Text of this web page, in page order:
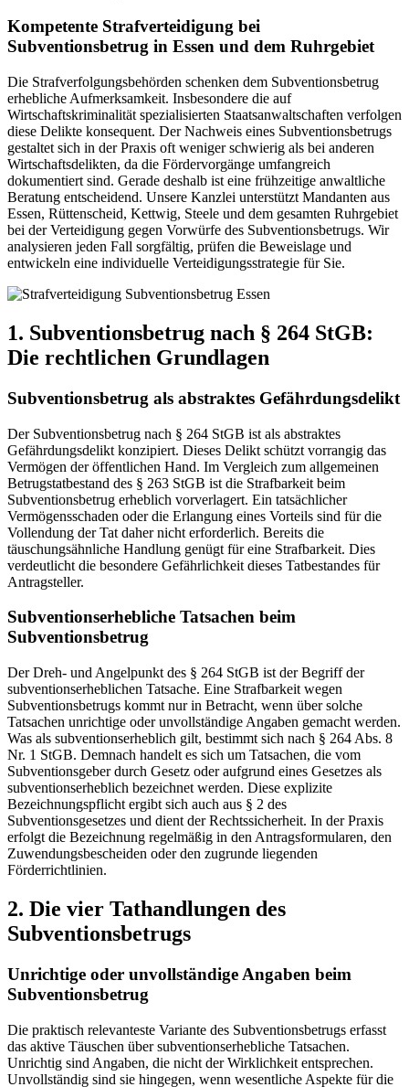
Kompetente Strafverteidigung bei
Subventionsbetrug in Essen und dem Ruhrgebiet
Die Strafverfolgungsbehörden schenken dem Subventionsbetrug
erhebliche Aufmerksamkeit. Insbesondere die auf
Wirtschaftskriminalität spezialisierten Staatsanwaltschaften verfolgen
diese Delikte konsequent. Der Nachweis eines Subventionsbetrugs
gestaltet sich in der Praxis oft weniger schwierig als bei anderen
Wirtschaftsdelikten, da die Fördervorgänge umfangreich
dokumentiert sind. Gerade deshalb ist eine frühzeitige anwaltliche
Beratung entscheidend. Unsere Kanzlei unterstützt Mandanten aus
Essen, Rüttenscheid, Kettwig, Steele und dem gesamten Ruhrgebiet
bei der Verteidigung gegen Vorwürfe des Subventionsbetrugs. Wir
analysieren jeden Fall sorgfältig, prüfen die Beweislage und
entwickeln eine individuelle Verteidigungsstrategie für Sie.
1. Subventionsbetrug nach § 264 StGB:
Die rechtlichen Grundlagen
Subventionsbetrug als abstraktes Gefährdungsdelikt
Der Subventionsbetrug nach § 264 StGB ist als abstraktes
Gefährdungsdelikt konzipiert. Dieses Delikt schützt vorrangig das
Vermögen der öffentlichen Hand. Im Vergleich zum allgemeinen
Betrugstatbestand des § 263 StGB ist die Strafbarkeit beim
Subventionsbetrug erheblich vorverlagert. Ein tatsächlicher
Vermögensschaden oder die Erlangung eines Vorteils sind für die
Vollendung der Tat daher nicht erforderlich. Bereits die
täuschungsähnliche Handlung genügt für eine Strafbarkeit. Dies
verdeutlicht die besondere Gefährlichkeit dieses Tatbestandes für
Antragsteller.
Subventionserhebliche Tatsachen beim
Subventionsbetrug
Der Dreh- und Angelpunkt des § 264 StGB ist der Begriff der
subventionserheblichen Tatsache. Eine Strafbarkeit wegen
Subventionsbetrugs kommt nur in Betracht, wenn über solche
Tatsachen unrichtige oder unvollständige Angaben gemacht werden.
Was als subventionserheblich gilt, bestimmt sich nach § 264 Abs. 8
Nr. 1 StGB. Demnach handelt es sich um Tatsachen, die vom
Subventionsgeber durch Gesetz oder aufgrund eines Gesetzes als
subventionserheblich bezeichnet werden. Diese explizite
Bezeichnungspflicht ergibt sich auch aus § 2 des
Subventionsgesetzes und dient der Rechtssicherheit. In der Praxis
erfolgt die Bezeichnung regelmäßig in den Antragsformularen, den
Zuwendungsbescheiden oder den zugrunde liegenden
Förderrichtlinien.
2. Die vier Tathandlungen des
Subventionsbetrugs
Unrichtige oder unvollständige Angaben beim
Subventionsbetrug
Die praktisch relevanteste Variante des Subventionsbetrugs erfasst
das aktive Täuschen über subventionserhebliche Tatsachen.
Unrichtig sind Angaben, die nicht der Wirklichkeit entsprechen.
Unvollständig sind sie hingegen, wenn wesentliche Aspekte für die